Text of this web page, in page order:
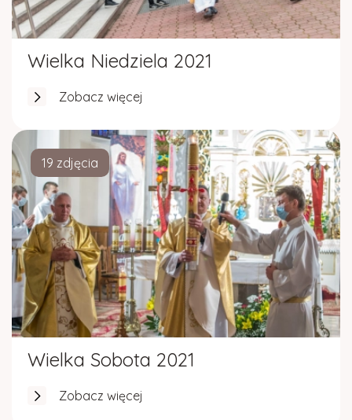
Gazetka parafialna
Kościół w Rydzowie
Wielka Niedziela 2021
Zobacz więcej
19 zdjęcia
Wielka Sobota 2021
Zobacz więcej